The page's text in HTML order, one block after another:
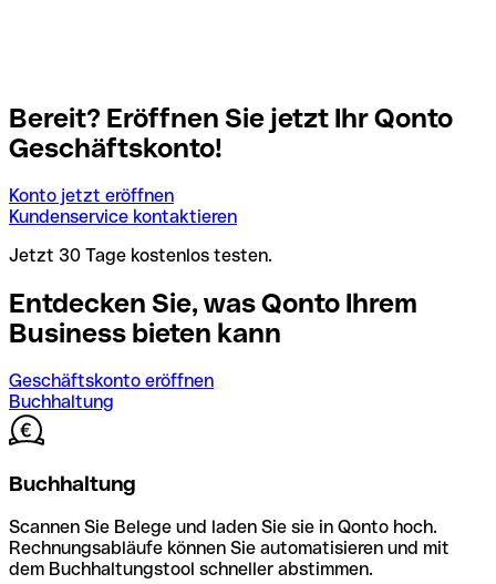
Bereit? Eröffnen Sie jetzt Ihr Qonto
Geschäftskonto!
Konto jetzt eröffnen
Kundenservice kontaktieren
Jetzt 30 Tage kostenlos testen.
Entdecken Sie, was Qonto Ihrem
Business bieten kann
Geschäftskonto eröffnen
Buchhaltung
Buchhaltung
Scannen Sie Belege und laden Sie sie in Qonto hoch.
Rechnungsabläufe können Sie automatisieren und mit
dem Buchhaltungstool schneller abstimmen.